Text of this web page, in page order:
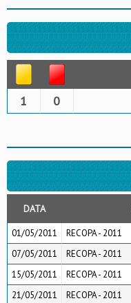
1 0
DATA
01/05/2011
RECOPA - 2011
07/05/2011
RECOPA - 2011
15/05/2011
RECOPA - 2011
21/05/2011
RECOPA - 2011